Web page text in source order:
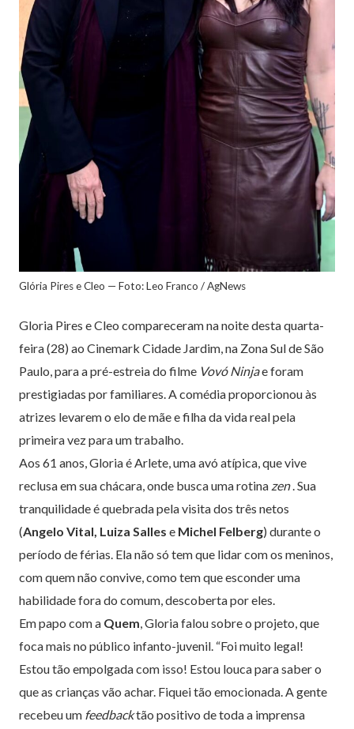
Glória Pires e Cleo — Foto: Leo Franco / AgNews
Gloria Pires e Cleo compareceram na noite desta quarta-
feira (28) ao Cinemark Cidade Jardim, na Zona Sul de São
Paulo, para a pré-estreia do filme Vovó Ninjae foram
prestigiadas por familiares. A comédia proporcionou às
atrizes levarem o elo de mãe e filha da vida real pela
primeira vez para um trabalho.
Aos 61 anos, Gloria é Arlete, uma avó atípica, que vive
reclusa em sua chácara, onde busca uma rotina zen. Sua
tranquilidade é quebrada pela visita dos três netos
(Angelo Vital, Luiza Salles e Michel Felberg) durante o
período de férias. Ela não só tem que lidar com os meninos,
com quem não convive, como tem que esconder uma
habilidade fora do comum, descoberta por eles.
Em papo com a Quem, Gloria falou sobre o projeto, que
foca mais no público infanto-juvenil. “Foi muito legal!
Estou tão empolgada com isso! Estou louca para saber o
que as crianças vão achar. Fiquei tão emocionada. A gente
recebeu um feedbacktão positivo de toda a imprensa